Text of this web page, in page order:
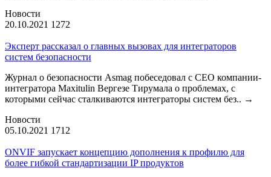
Новости
20.10.2021 1272
Эксперт рассказал о главных вызовах для интеграторов
систем безопасности
Журнал о безопасности Asmag побеседовал с CEO компании-
интегратора Maxitulin Вергезе Тирумала о проблемах, с
которыми сейчас сталкиваются интеграторы систем без.. →
Новости
05.10.2021 1712
ONVIF запускает концепцию дополнения к профилю для
более гибкой стандартизации IP продуктов